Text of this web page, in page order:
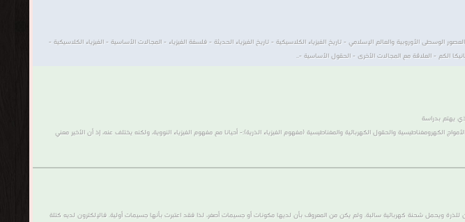
الأوروبية والعالم الإسلامي - تاريخ الفيزياء الكلاسيكية - تاريخ الفيزياء الحديثة - فلسفة الفيزياء - المجالات الأساسية - الفيزياء الكلاسيكية -
الكم - العلاقة مع المجالات الأخرى - الحقول الأساسية -..
فروع الفيزياء الذي يهتم بدراسة
الكهرومغناطيسية والحقول الكهربائية والمغناطيسية (مفهوم الفيزياء الذرية):- أحياناً مع مفهوم الفيزياء النووية، ولكنه يختلف عنه، إذ أن الأخير معني
ويحمل شحنة كهربائية سالبة. ولم يكن من المعروف بأن لديها مكونات أو جسيمات أصغر، لذا فقد اعتبرت بأنها جسيمات أولية. فالإلكترون لديه كتلة